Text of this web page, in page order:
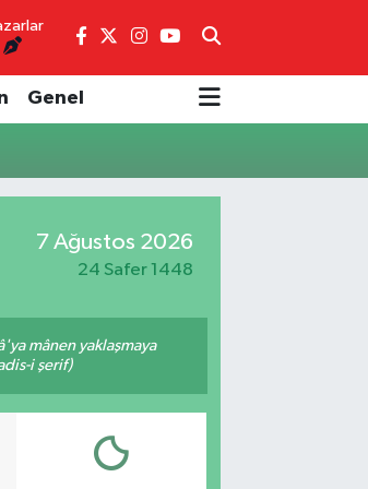
Genel
7 Ağustos 2026
24 Safer 1448
mânen yaklaşmaya
i şerif)